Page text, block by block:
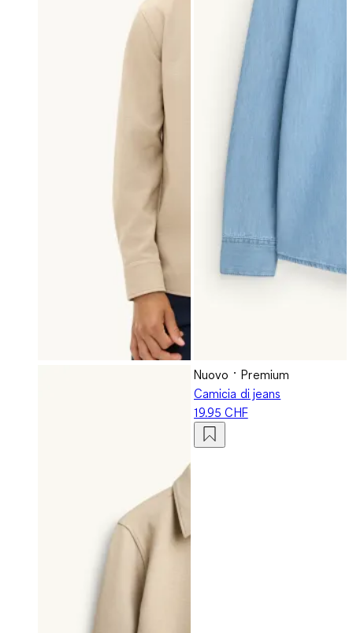
Nuovo
Premium
Camicia di jeans
19.95 CHF